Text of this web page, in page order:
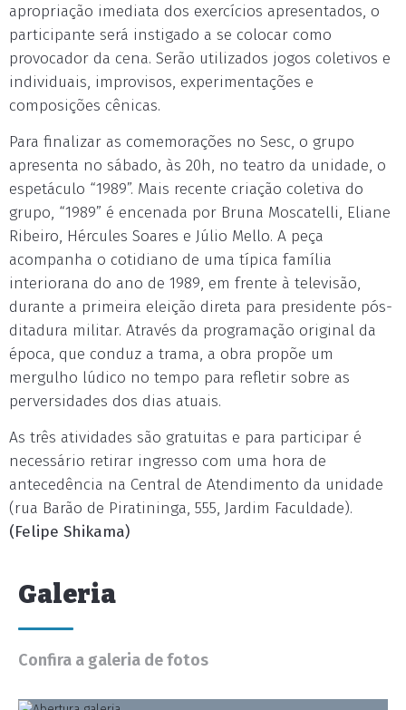
apropriação imediata dos exercícios apresentados, o
participante será instigado a se colocar como
provocador da cena. Serão utilizados jogos coletivos e
individuais, improvisos, experimentações e
composições cênicas.
Para finalizar as comemorações no Sesc, o grupo
apresenta no sábado, às 20h, no teatro da unidade, o
espetáculo “1989”. Mais recente criação coletiva do
grupo, “1989” é encenada por Bruna Moscatelli, Eliane
Ribeiro, Hércules Soares e Júlio Mello. A peça
acompanha o cotidiano de uma típica família
interiorana do ano de 1989, em frente à televisão,
durante a primeira eleição direta para presidente pós-
ditadura militar. Através da programação original da
época, que conduz a trama, a obra propõe um
mergulho lúdico no tempo para refletir sobre as
perversidades dos dias atuais.
As três atividades são gratuitas e para participar é
necessário retirar ingresso com uma hora de
antecedência na Central de Atendimento da unidade
(rua Barão de Piratininga, 555, Jardim Faculdade).
(Felipe Shikama)
Galeria
Confira a galeria de fotos